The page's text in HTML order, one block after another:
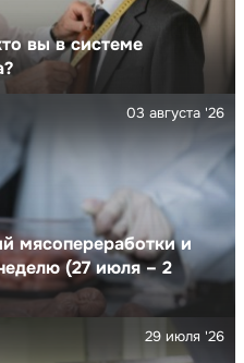
вы в системе
мясопереработки и
(27 июля – 2
03 августа '26
29 июля '26